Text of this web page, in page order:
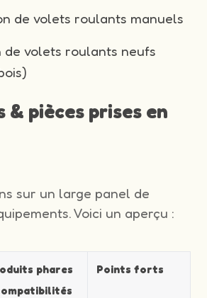
de volets roulants manuels
de volets roulants neufs
pièces prises en
sur un large panel de
Voici un aperçu :
phares
Points forts